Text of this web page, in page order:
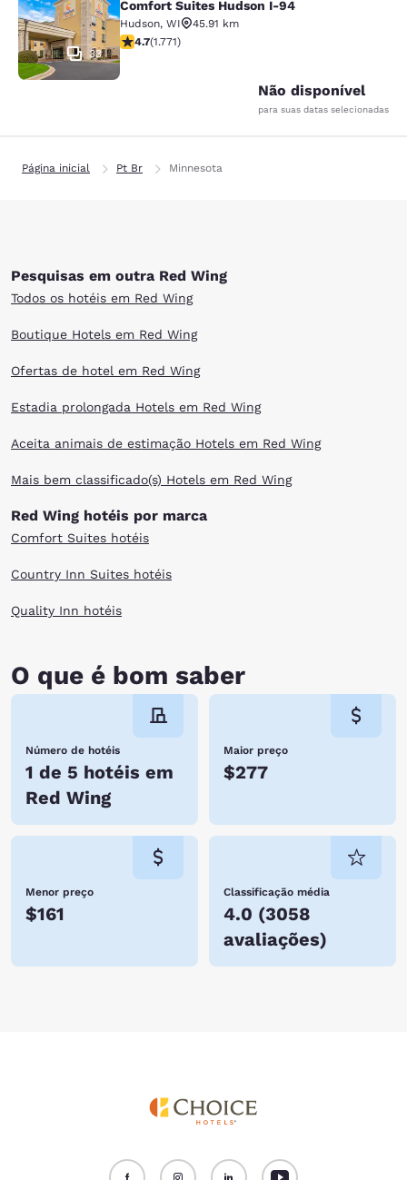
33
Comfort Suites Hudson I-94
Hudson, WI
45.91 km
classificação 4.69 estrelas. Excepcional. 1771
4.7(1.771)
Não disponível
para suas datas selecionadas
Página inicial Pt Br Minnesota
Pesquisas em outra Red Wing
Todos os hotéis em Red Wing
Boutique Hotels em Red Wing
Ofertas de hotel em Red Wing
Estadia prolongada Hotels em Red Wing
Aceita animais de estimação Hotels em Red Wing
Mais bem classificado(s) Hotels em Red Wing
Red Wing hotéis por marca
Comfort Suites hotéis
Country Inn Suites hotéis
Quality Inn hotéis
O que é bom saber
Número de hotéis
1 de 5 hotéis em
Red Wing
Maior preço
$277
Menor preço
$161
Classificação média
4.0 (3058
avaliações)